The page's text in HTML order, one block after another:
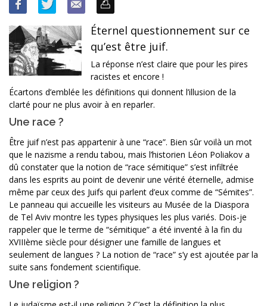
Éternel questionnement sur ce
qu’est être juif.
La réponse n’est claire que pour les pires
racistes et encore !
Écartons d’emblée les définitions qui donnent l’illusion de la
clarté pour ne plus avoir à en reparler.
Une race ?
Être juif n’est pas appartenir à une “race”. Bien sûr voilà un mot
que le nazisme a rendu tabou, mais l’historien Léon Poliakov a
dû constater que la notion de “race sémitique” s’est infiltrée
dans les esprits au point de devenir une vérité éternelle, admise
même par ceux des Juifs qui parlent d’eux comme de “Sémites”.
Le panneau qui accueille les visiteurs au Musée de la Diaspora
de Tel Aviv montre les types physiques les plus variés. Dois-je
rappeler que le terme de “sémitique” a été inventé à la fin du
XVIIIème siècle pour désigner une famille de langues et
seulement de langues ? La notion de “race” s’y est ajoutée par la
suite sans fondement scientifique.
Une religion ?